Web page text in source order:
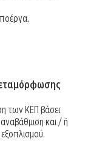
των ΚΕΠ βάσει
και / ή